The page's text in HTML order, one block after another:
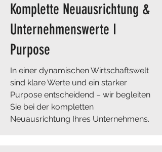
Komplette Neuausrichtung &
Unternehmenswerte I
Purpose
In einer dynamischen Wirtschaftswelt
sind klare Werte und ein starker
Purpose entscheidend – wir begleiten
Sie bei der kompletten
Neuausrichtung Ihres Unternehmens.